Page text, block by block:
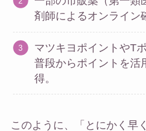
剤師によるオンライン
マツキヨポイントやT
普段からポイントを活
得。
このように、「とにかく早